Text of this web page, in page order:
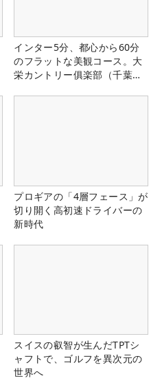
インター5分、都心から60分
のフラットな美観コース。大
栄カントリー俱楽部（千葉
プロギアの「4層フェース」が
切り開く高初速ドライバーの
新時代
スイスの叡智が生んだTPTシ
ャフトで、ゴルフを異次元の
世界へ